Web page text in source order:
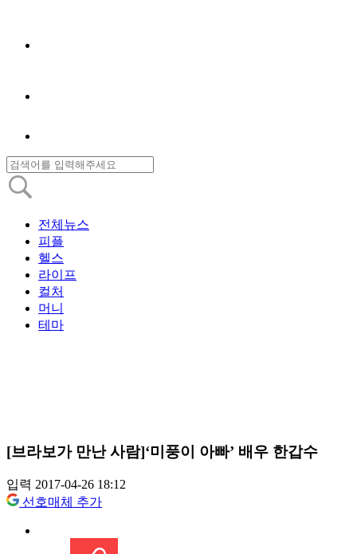
전체뉴스
피플
헬스
라이프
컬처
머니
테마
[브라보가 만난 사람]‘미풍이 아빠’ 배우 한갑수
입력 2017-04-26 18:12
선호매체 추가